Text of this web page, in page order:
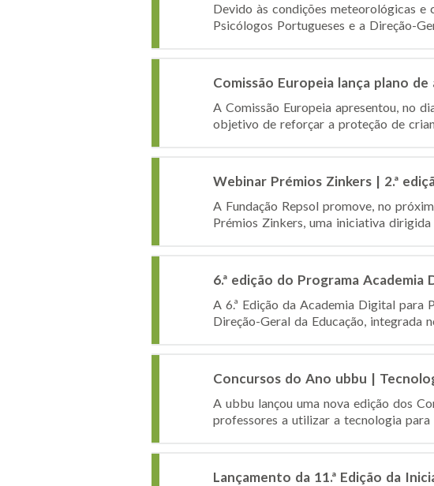
Devido às condições meteorológicas
Psicólogos Portugueses e a Direção-
Comissão Europeia lança plano
A Comissão Europeia apresentou, no
objetivo de reforçar a proteção de
Webinar Prémios Zinkers | 2.ª
A Fundação Repsol promove, no
Prémios Zinkers, uma iniciativa
6.ª edição do Programa Academia
A 6.ª Edição da Academia Digital para
Direção-Geral da Educação, integrada
Concursos do Ano ubbu |
A ubbu lançou uma nova edição dos
professores a utilizar a tecnologia para
Lançamento da 11.ª Edição da